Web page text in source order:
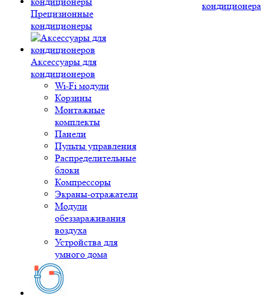
Прецизионные
кондиционеры
Аксессуары для
кондиционеров
Wi-Fi модули
Корзины
Монтажные
комплекты
Панели
Пульты управления
Распределительные
блоки
Компрессоры
Экраны-отражатели
Модули
обеззараживания
воздуха
Устройства для
умного дома
кондиционера